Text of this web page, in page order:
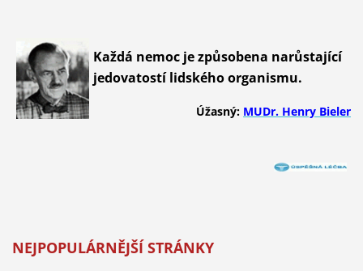
Každá nemoc je způsobena narůstající
jedovatostí lidského organismu.
Úžasný: MUDr. Henry Bieler
NEJPOPULÁRNĚJŠÍ STRÁNKY